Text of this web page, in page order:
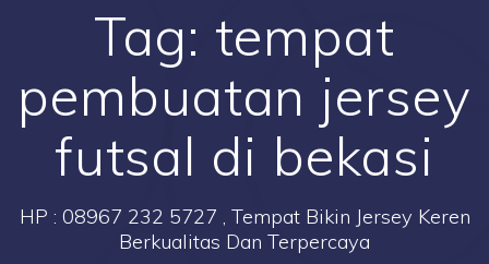
Tag: tempat
pembuatan jersey
futsal di bekasi
HP : 08967 232 5727 , Tempat Bikin Jersey Keren
Berkualitas Dan Terpercaya